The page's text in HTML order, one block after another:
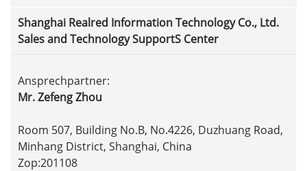
Shanghai Realred Information Technology Co., Ltd.
Sales and Technology SupportS Center
Ansprechpartner:
Mr. Zefeng Zhou
Room 507, Building No.B, No.4226, Duzhuang Road,
Minhang District, Shanghai, China
Zop:201108